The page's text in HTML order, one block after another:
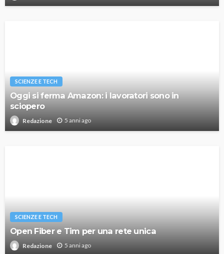
SCIENZE E TECH
Oggi si ferma Amazon: i lavoratori sono in
sciopero
Redazione 5 anni ago
SCIENZE E TECH
Open Fiber e Tim per una rete unica
Redazione 5 anni ago